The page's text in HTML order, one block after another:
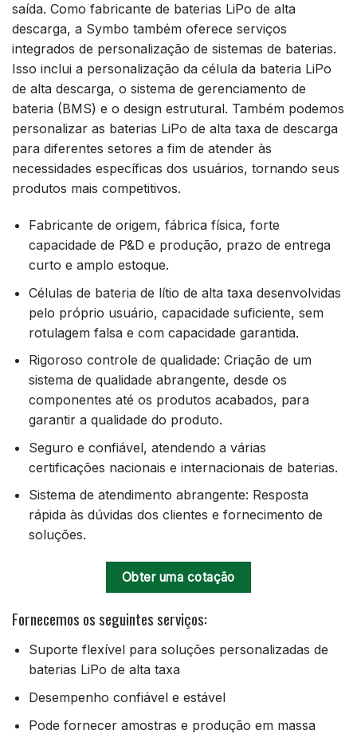
saída. Como fabricante de baterias LiPo de alta
descarga, a Symbo também oferece serviços
integrados de personalização de sistemas de baterias.
Isso inclui a personalização da célula da bateria LiPo
de alta descarga, o sistema de gerenciamento de
bateria (BMS) e o design estrutural. Também podemos
personalizar as baterias LiPo de alta taxa de descarga
para diferentes setores a fim de atender às
necessidades específicas dos usuários, tornando seus
produtos mais competitivos.
Fabricante de origem, fábrica física, forte
capacidade de P&D e produção, prazo de entrega
curto e amplo estoque.
Células de bateria de lítio de alta taxa desenvolvidas
pelo próprio usuário, capacidade suficiente, sem
rotulagem falsa e com capacidade garantida.
Rigoroso controle de qualidade: Criação de um
sistema de qualidade abrangente, desde os
componentes até os produtos acabados, para
garantir a qualidade do produto.
Seguro e confiável, atendendo a várias
certificações nacionais e internacionais de baterias.
Sistema de atendimento abrangente: Resposta
rápida às dúvidas dos clientes e fornecimento de
soluções.
Obter uma cotação
Fornecemos os seguintes serviços:
Suporte flexível para soluções personalizadas de
baterias LiPo de alta taxa
Desempenho confiável e estável
Pode fornecer amostras e produção em massa